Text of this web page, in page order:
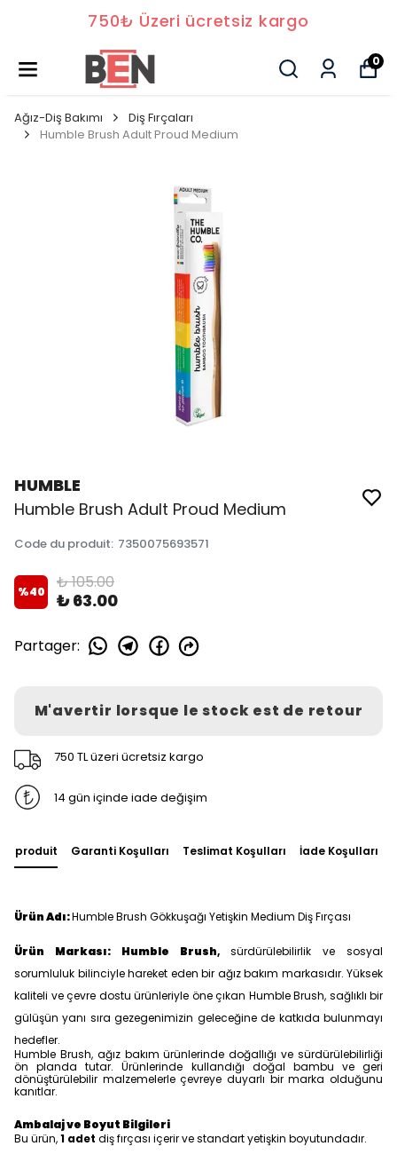
750₺ Üzeri ücretsiz kargo
0
Ağız-Diş Bakımı
Diş Fırçaları
Humble Brush Adult Proud Medium
HUMBLE
Humble Brush Adult Proud Medium
Code du produit: 7350075693571
%40 ₺ 105.00
₺ 63.00
Partager:
M'avertir lorsque le stock est de retour
750 TL üzeri ücretsiz kargo
14 gün içinde iade değişim
produit Garanti Koşulları Teslimat Koşulları İade Koşulları
Ürün Adı:Humble Brush Gökkuşağı Yetişkin Medium Diş Fırçası
Ürün Markası: Humble Brush,sürdürülebilirlik ve sosyal
sorumluluk bilinciyle hareket eden bir ağız bakım markasıdır. Yüksek
kaliteli ve çevre dostu ürünleriyle öne çıkan Humble Brush, sağlıklı bir
gülüşün yanı sıra gezegenimizin geleceğine de katkıda bulunmayı
hedefler.
Humble Brush, ağız bakım ürünlerinde doğallığı ve sürdürülebilirliği
ön planda tutar. Ürünlerinde kullandığı doğal bambu ve geri
dönüştürülebilir malzemelerle çevreye duyarlı bir marka olduğunu
kanıtlar.
Ambalaj ve Boyut Bilgileri
Bu ürün,1 adet diş fırçası içerir ve standart yetişkin boyutundadır.